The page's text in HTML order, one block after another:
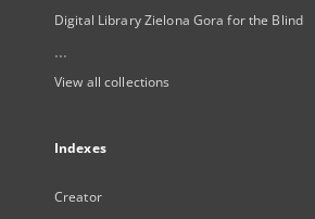
Digital Library Zielona Gora for the Blind
...
View all collections
Indexes
Creator